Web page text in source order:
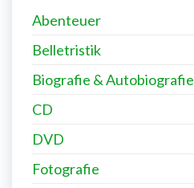
Abenteuer
Belletristik
Biografie & Autobiografie
CD
DVD
Fotografie